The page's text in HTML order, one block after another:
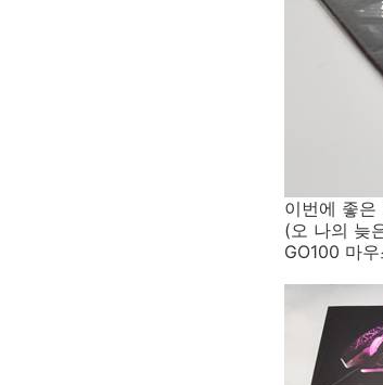
이번에 좋은
(오 나의 늦
GO100 마